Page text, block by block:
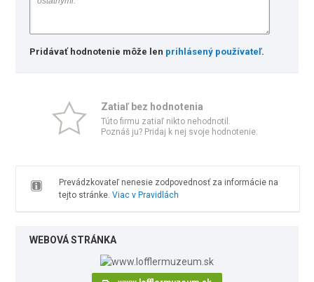
Pridávať hodnotenie môže len prihlásený používateľ.
Zatiaľ bez hodnotenia
Túto firmu zatiaľ nikto nehodnotil.
Poznáš ju? Pridaj k nej svoje hodnotenie.
Prevádzkovateľ nenesie zodpovednosť za informácie na
tejto stránke. Viac v Pravidlách
WEBOVÁ STRÁNKA